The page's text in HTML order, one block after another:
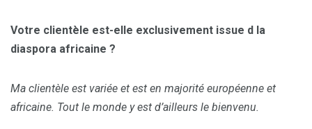
Votre clientèle est-elle exclusivement issue d la
diaspora africaine ?
Ma clientèle est variée et est en majorité européenne et
africaine. Tout le monde y est d’ailleurs le bienvenu.